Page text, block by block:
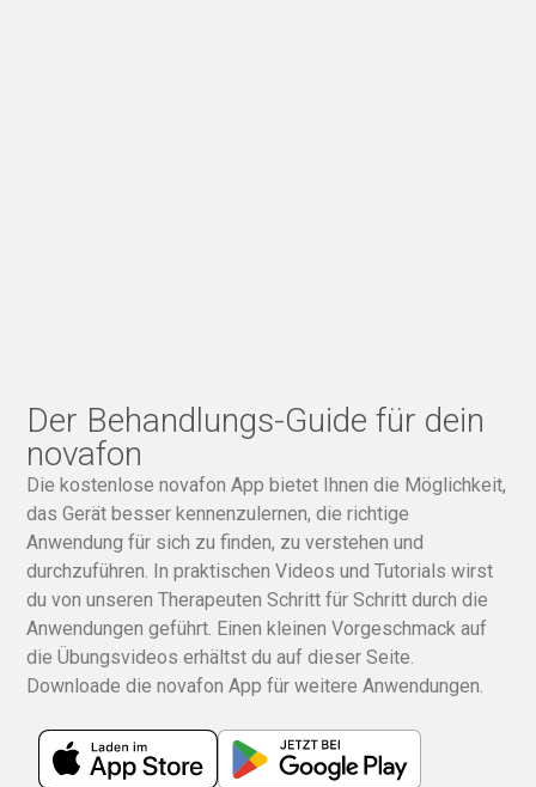
Der Behandlungs-Guide für dein
novafon
Die kostenlose novafon App bietet Ihnen die Möglichkeit,
das Gerät besser kennenzulernen, die richtige
Anwendung für sich zu finden, zu verstehen und
durchzuführen. In praktischen Videos und Tutorials wirst
du von unseren Therapeuten Schritt für Schritt durch die
Anwendungen geführt. Einen kleinen Vorgeschmack auf
die Übungsvideos erhältst du auf dieser Seite.
Downloade die novafon App für weitere Anwendungen.